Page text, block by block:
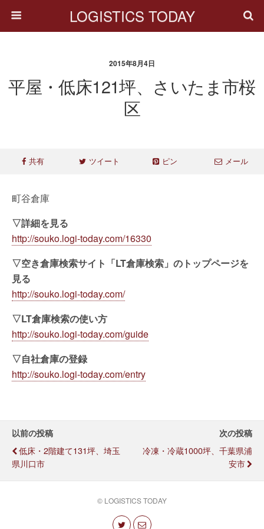
LOGISTICS TODAY
2015年8月4日
平屋・低床121坪、さいたま市桜
区
共有 ツイート ピン メール
町谷倉庫
▽詳細を見る
http://souko.logi-today.com/16330
▽空き倉庫検索サイト「LT倉庫検索」のトップページを
見る
http://souko.logi-today.com/
▽LT倉庫検索の使い方
http://souko.logi-today.com/guide
▽自社倉庫の登録
http://souko.logi-today.com/entry
以前の投稿
低床・2階建て131坪、埼玉
県川口市
次の投稿
冷凍・冷蔵1000坪、千葉県浦
安市
© LOGISTICS TODAY